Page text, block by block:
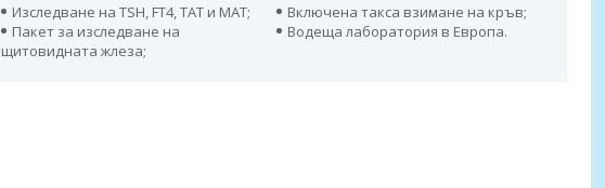
Изследване на TSH, FT4, TAT и MAT;
Включена такса взимане на кръв;
Пакет за изследване на
щитовидната жлеза;
Водеща лаборатория в Европа.